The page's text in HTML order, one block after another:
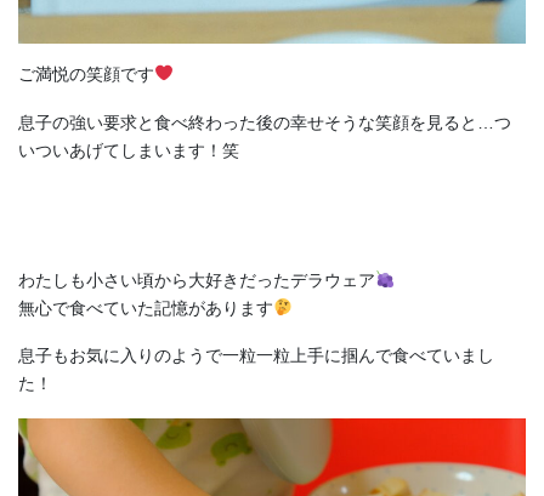
ご満悦の笑顔です
息子の強い要求と食べ終わった後の幸せそうな笑顔を見ると…つ
いついあげてしまいます！笑
わたしも小さい頃から大好きだったデラウェア
無心で食べていた記憶があります
息子もお気に入りのようで一粒一粒上手に掴んで食べていまし
た！